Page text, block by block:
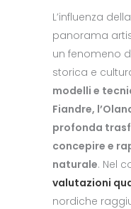
L’influenza
panorama
un fenomeno
storica e
modelli e
Fiandre,
profonda
concepire e
naturale. Nel
valutazioni
nordiche